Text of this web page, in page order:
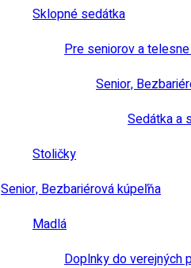
Sklopné sedátka
Pre seniorov a
Senior,
Sedátka a
Stoličky
Senior, Bezbariérová kúpeľňa
Madlá
Doplnky do verejných